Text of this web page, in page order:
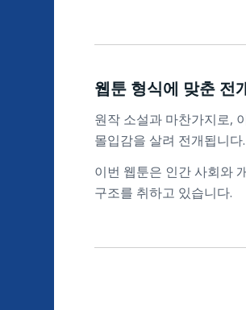
웹툰 형식에 맞춘 전
원작 소설과 마찬가지로,
몰입감을 살려 전개됩니다.
이번 웹툰은 인간 사회와
구조를 취하고 있습니다.